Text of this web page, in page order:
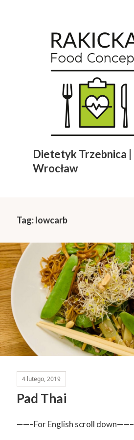
Dietetyk Trzebnica |
Wrocław
Tag:lowcarb
4 lutego, 2019
Pad Thai
——–For English scroll down——–